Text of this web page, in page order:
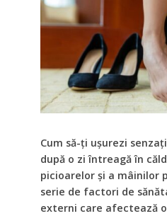
Cum să-ți ușurezi
după o zi întreagă în
picioarelor și a mâinilor
serie de factori de
externi care afectează